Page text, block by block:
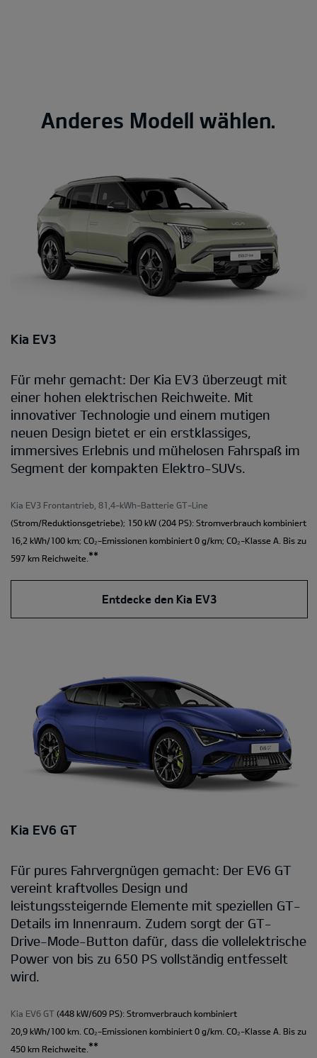
Anderes Modell wählen.
Kia EV3
Für mehr gemacht: Der Kia EV3 überzeugt mit
einer hohen elektrischen Reichweite. Mit
innovativer Technologie und einem mutigen
neuen Design bietet er ein erstklassiges,
immersives Erlebnis und mühelosen Fahrspaß im
Segment der kompakten Elektro-SUVs.
Kia EV3 Frontantrieb, 81,4-kWh-Batterie GT-Line
(Strom/Reduktionsgetriebe); 150 kW (204 PS): Stromverbrauch kombiniert
16,2 kWh/100 km; CO₂-Emissionen kombiniert 0 g/km; CO₂-Klasse A. Bis zu
597 km Reichweite. **
Entdecke den Kia EV3
Kia EV6 GT
Für pures Fahrvergnügen gemacht: Der EV6 GT
vereint kraftvolles Design und
leistungssteigernde Elemente mit speziellen GT-
Details im Innenraum. Zudem sorgt der GT-
Drive-Mode-Button dafür, dass die vollelektrische
Power von bis zu 650 PS vollständig entfesselt
wird.
Kia EV6 GT (448 kW/609 PS): Stromverbrauch kombiniert
20,9 kWh/100 km. CO₂-Emissionen kombiniert 0 g/km. CO₂-Klasse A. Bis zu
450 km Reichweite. **